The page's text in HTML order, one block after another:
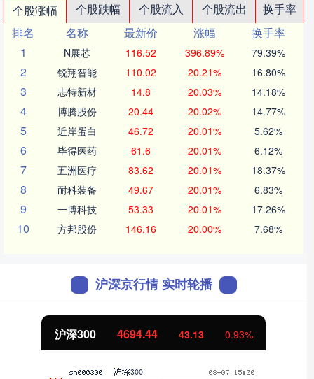
个股涨幅 个股跌幅 个股流入 个股流出
换手率
排名
名称 最新价 涨幅
换手率
1
N展芯 116.52 396.89% 79.39%
2 锐翔智能 110.02 20.21% 16.80%
3 志特新材 14.8 20.03% 14.18%
4 博腾股份 20.44 20.02% 14.77%
5 近岸蛋白 46.72 20.01% 5.62%
6 毕得医药 61.6 20.01% 6.12%
7 五洲医疗 83.62 20.01% 18.37%
8 耐科装备 49.67 20.01% 6.83%
9 一博科技 53.33 20.01% 17.26%
10 方邦股份 146.16 20.00% 7.68%
沪深京行情 实时轮播
沪深300 4694.44 43.13 0.93%